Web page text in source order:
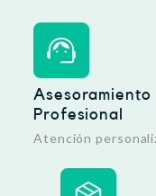
Asesoramiento
Profesional
Atención